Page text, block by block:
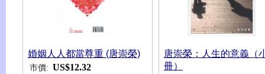
婚姻人人都當尊重 (唐崇榮)
市價: US$12.32
唐崇榮：人生的意義（
冊）